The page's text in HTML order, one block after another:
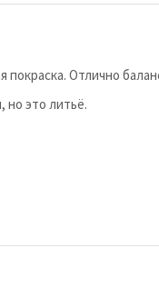
покраска. Отлично
но это литьё.